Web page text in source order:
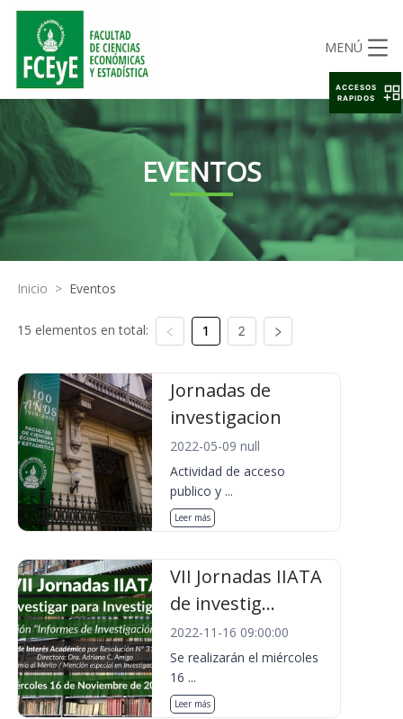
MENÚ
EVENTOS
Inicio > Eventos
15 elementos en total: 1 2
Jornadas de
investigacion
2022-05-09 null
Actividad de acceso
publico y ...
Leer más
VII Jornadas IIATA
de investig...
2022-11-16 09:00:00
Se realizarán el miércoles
16 ...
Leer más
ACCESOS
RAPIDOS